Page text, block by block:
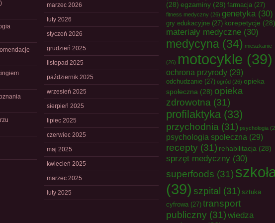
marzec 2026
luty 2026
styczeń 2026
grudzień 2025
listopad 2025
październik 2025
wrzesień 2025
sierpień 2025
lipiec 2025
czerwiec 2025
maj 2025
kwiecień 2025
marzec 2025
luty 2025
(28) egzaminy (28) farmacja (27)
fitness medyczny (26) genetyka(30)
gry edukacyjne (27) korepetycje (28)
materiały medyczne (30)
medycyna (34) mieszkanie
(26) motocykle (39)
ochrona przyrody (29)
odchudzanie (27) ogród (26) opieka
społeczna (28) opieka
zdrowotna (31)
profilaktyka (33)
przychodnia (31) psychologia
psychologia społeczna (29)
recepty (31) rehabilitacja (28)
sprzęt medyczny (30)
superfoods (31)
(39) szpital (31) sztuka
cyfrowa (27) transport
publiczny (31) wiedza